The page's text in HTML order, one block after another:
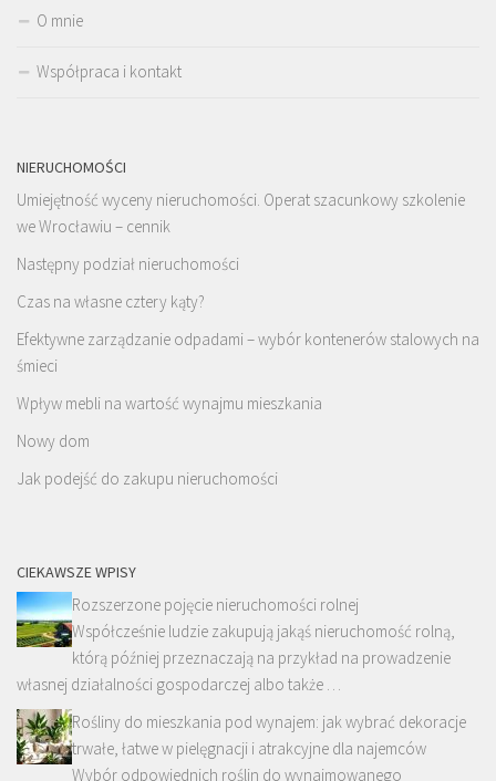
O mnie
Współpraca i kontakt
NIERUCHOMOŚCI
Umiejętność wyceny nieruchomości. Operat szacunkowy szkolenie
we Wrocławiu – cennik
Następny podział nieruchomości
Czas na własne cztery kąty?
Efektywne zarządzanie odpadami – wybór kontenerów stalowych na
śmieci
Wpływ mebli na wartość wynajmu mieszkania
Nowy dom
Jak podejść do zakupu nieruchomości
CIEKAWSZE WPISY
Rozszerzone pojęcie nieruchomości rolnej
Współcześnie ludzie zakupują jakąś nieruchomość rolną,
którą później przeznaczają na przykład na prowadzenie
własnej działalności gospodarczej albo także …
Rośliny do mieszkania pod wynajem: jak wybrać dekoracje
trwałe, łatwe w pielęgnacji i atrakcyjne dla najemców
Wybór odpowiednich roślin do wynajmowanego